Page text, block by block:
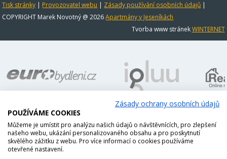
Tisk stránky | Provozovatel webu | Zásady používání osobních údajů |
COPYRIGHT Marek Novotný @ 2026Apartmány v Jeseníkách
Tvorba www stránekWINTERNET
Zásady ochrany osobních údajů
POUŽÍVÁME COOKIES
Můžeme je umístit pro analýzu našich údajů o návštěvnících, pro zlepšení
našeho webu, ukázání personalizovaného obsahu a pro poskytnutí
skvělého zážitku z webu. Pro více informací o cookies používáme
otevřené nastavení.